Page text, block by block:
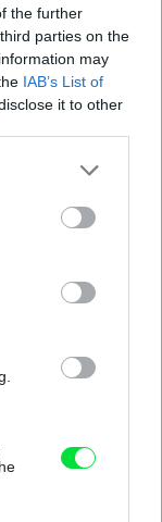
the further
parties on the
may
IAB’s List of
it to other
more Google
may click to
party tags to
below Google
Preto je
aby bolo
alebo aj
byť tiež
základových
izoláciu.